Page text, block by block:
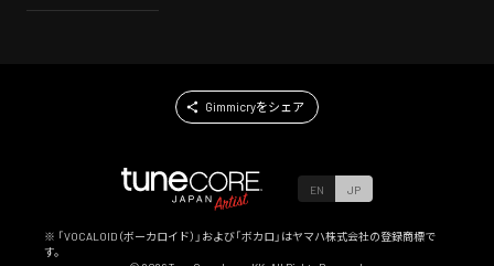
Gimmicryをシェア
EN JP
※ 「VOCALOID（ボーカロイド）」および「ボカロ」はヤマハ株式会社の登録商標で
す。